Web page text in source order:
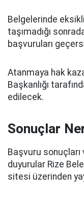
Belgelerinde
taşımadığı
başvuruları
Atanmaya hak
Başkanlığı
edilecek.
Sonuçlar
Başvuru
duyurular Rize
sitesi üzerinden